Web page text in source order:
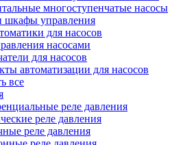
многоступенчатые насосы
шкафы управления
для насосов
насосами
для насосов
автоматизации для насосов
все
реле давления
реле давления
реле давления